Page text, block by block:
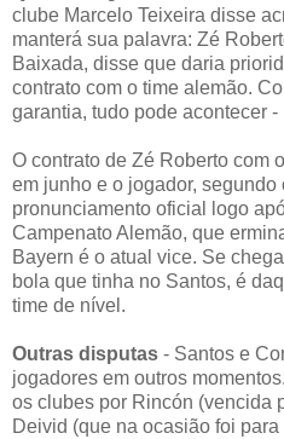
clube Marcelo Teixeira disse
manterá sua palavra: Zé
Baixada, disse que daria
contrato com o time alemão.
garantia, tudo pode acontecer
O contrato de Zé Roberto com
em junho e o jogador,
pronunciamento oficial logo
Campenato Alemão, que
Bayern é o atual vice. Se
bola que tinha no Santos, é
time de nível.
Outras disputas - Santos e
jogadores em outros
os clubes por Rincón (vencida
Deivid (que na ocasião foi